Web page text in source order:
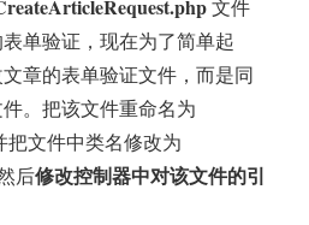
文件
单验证，现在为了简单起
章的表单验证文件，而是同
。把该文件重命名为
把文件中类名修改为
后修改控制器中对该文件的引